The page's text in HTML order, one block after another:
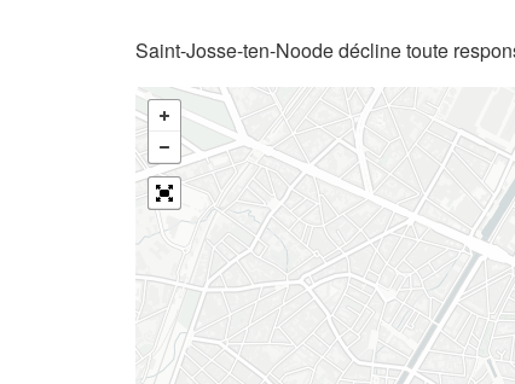
Saint-Josse-ten-Noode décline toute